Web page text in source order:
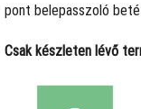
pont belepasszoló
Csak készleten lévő